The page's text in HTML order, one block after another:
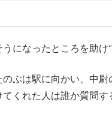
になったところを助け
ぶは駅に向かい、中
くれた人は誰か質問